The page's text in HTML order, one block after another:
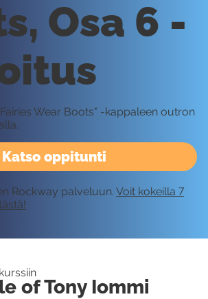
Katso oppitunti
Osa 6 -
Wear Boots" -kappaleen outron
Rockway palveluun. Voit kokeilla 7
of Tony Iommi